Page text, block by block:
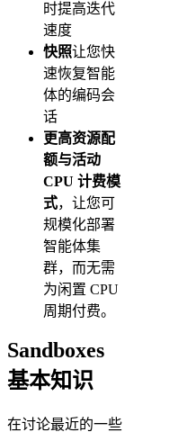
时提高迭代
速度
快照让您快
速恢复智能
体的编码会
话
更高资源配
额与活动
CPU 计费模
式，让您可
规模化部署
智能体集
群，而无需
为闲置 CPU
周期付费。
Sandboxes
基本知识
在讨论最近的一些